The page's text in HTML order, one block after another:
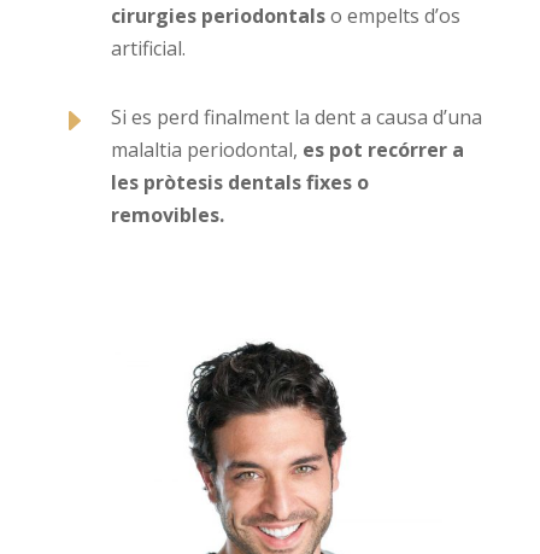
cirurgies periodontalso empelts d’os
artificial.
E
Si es perd finalment la dent a causa d’una
malaltia periodontal, es pot recórrer a
les pròtesis dentals fixes o
removibles.